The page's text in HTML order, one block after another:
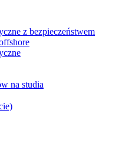
z bezpieczeństwem
na studia